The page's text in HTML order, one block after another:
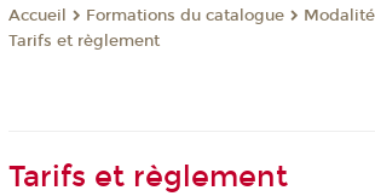
Accueil Formations du catalogue
Tarifs et règlement
Tarifs et règlement